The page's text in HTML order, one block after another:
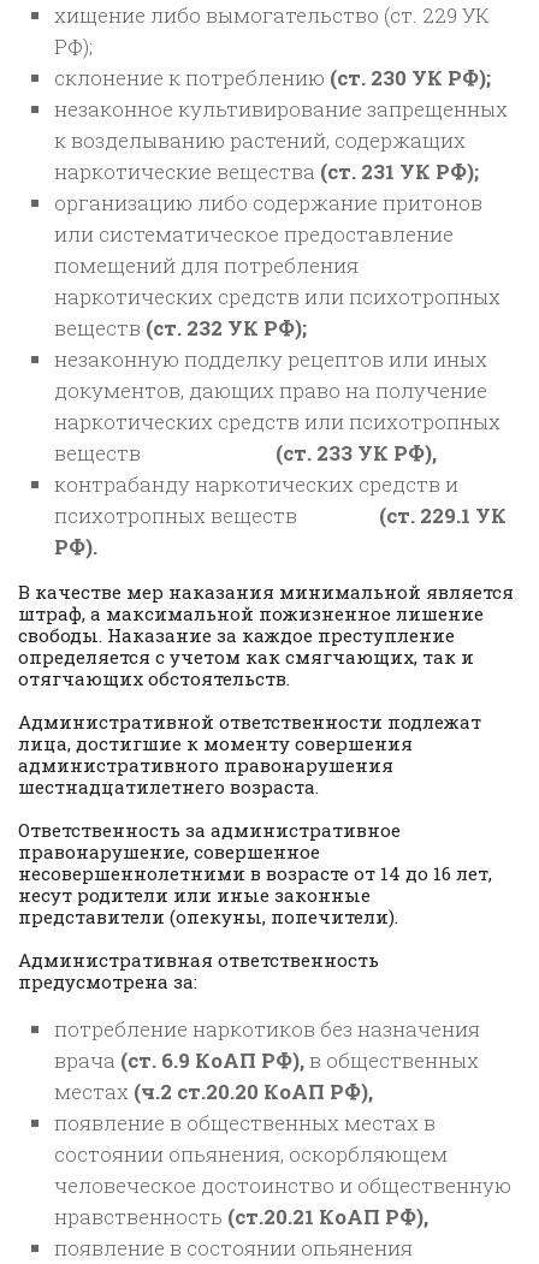
хищение либо вымогательство (ст. 229 УК
РФ);
склонение к потреблению (ст. 230 УК РФ);
незаконное культивирование запрещенных
к возделыванию растений, содержащих
наркотические вещества (ст. 231 УК РФ);
организацию либо содержание притонов
или систематическое предоставление
помещений для потребления
наркотических средств или психотропных
веществ (ст. 232 УК РФ);
незаконную подделку рецептов или иных
документов, дающих право на получение
наркотических средств или психотропных
веществ (ст. 233 УК РФ),
контрабанду наркотических средств и
психотропных веществ (ст. 229.1 УК
РФ).
В качестве мер наказания минимальной является
штраф, а максимальной пожизненное лишение
свободы. Наказание за каждое преступление
определяется с учетом как смягчающих, так и
отягчающих обстоятельств.
Административной ответственности подлежат
лица, достигшие к моменту совершения
административного правонарушения
шестнадцатилетнего возраста.
Ответственность за административное
правонарушение, совершенное
несовершеннолетними в возрасте от 14 до 16 лет,
несут родители или иные законные
представители (опекуны, попечители).
Административная ответственность
предусмотрена за:
потребление наркотиков без назначения
врача (ст. 6.9 КоАП РФ),в общественных
местах (ч.2 ст.20.20 КоАП РФ),
появление в общественных местах в
состоянии опьянения, оскорбляющем
человеческое достоинство и общественную
нравственность (ст.20.21 КоАП РФ),
появление в состоянии опьянения